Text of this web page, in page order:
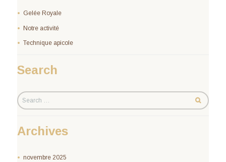
Gelée Royale
Notre activité
Technique apicole
Search
Archives
novembre 2025